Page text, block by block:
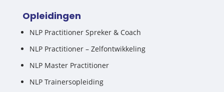
Opleidingen
NLP Practitioner Spreker & Coach
NLP Practitioner – Zelfontwikkeling
NLP Master Practitioner
NLP Trainersopleiding